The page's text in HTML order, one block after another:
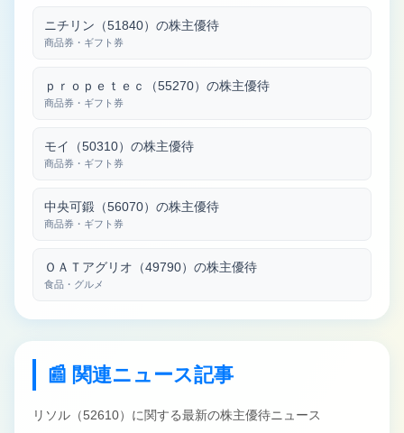
ニチリン（51840）の株主優待
商品券・ギフト券
ｐｒｏｐｅｔｅｃ（55270）の株主優待
商品券・ギフト券
モイ（50310）の株主優待
商品券・ギフト券
中央可鍛（56070）の株主優待
商品券・ギフト券
ＯＡＴアグリオ（49790）の株主優待
食品・グルメ
📰 関連ニュース記事
リソル（52610）に関する最新の株主優待ニュース